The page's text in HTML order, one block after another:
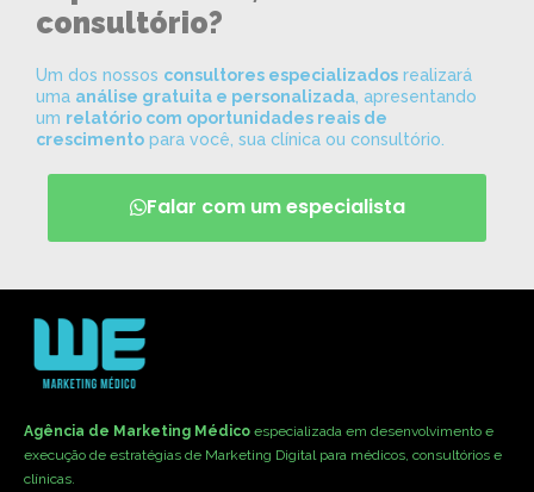
consultório?
Um dos nossos consultores especializados realizará
uma análise gratuita e personalizada , apresentando
um relatório com oportunidades reais de
crescimento para você, sua clínica ou consultório.
Falar com um especialista
Agência de Marketing Médico especializada em desenvolvimento e
execução de estratégias de Marketing Digital para médicos, consultórios e
clínicas.